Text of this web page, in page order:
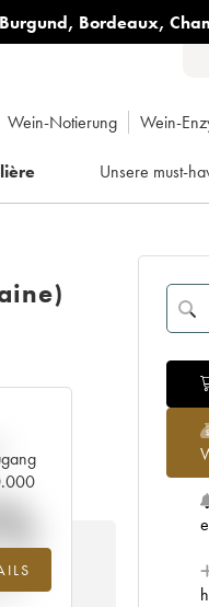
Burgund, Bordeaux,
Wein-Notierung Wein-
Unsere must-
Jahr